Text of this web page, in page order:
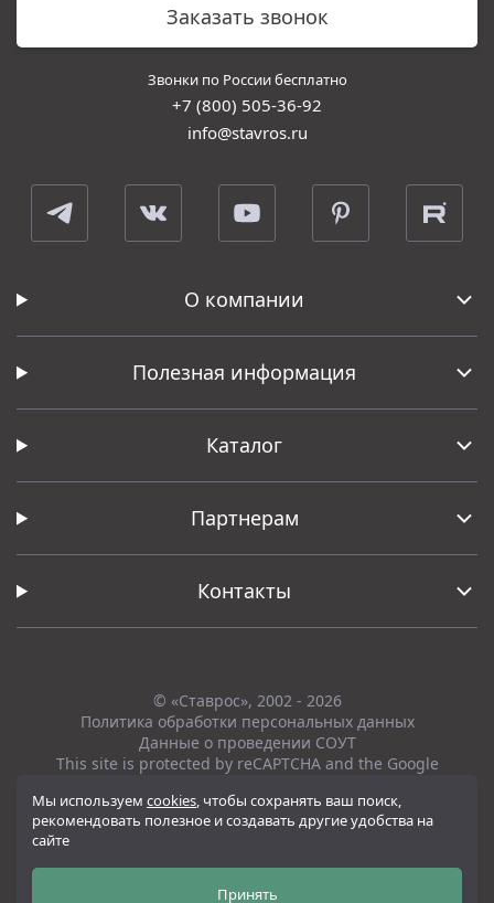
Заказать звонок
Звонки по России бесплатно
+7 (800) 505-36-92
info@stavros.ru
О компании
Полезная информация
Каталог
Партнерам
Контакты
© «Ставрос», 2002 - 2026
Политика обработки персональных данных
Данные о проведении СОУТ
This site is protected by reCAPTCHA and the Google
Вся представленная на сайте информация, касающаяся технических
информационный характер и ни при каких условиях не является
публичной офертой, определяемой положениями Статьи 437(2)
Мы используем cookies, чтобы сохранять ваш поиск,
рекомендовать полезное и создавать другие удобства на
сайте
Принять